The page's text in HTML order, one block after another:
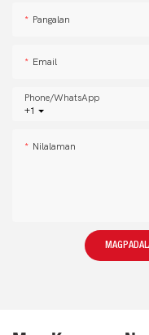
Pangalan
Email
+1
Phone/whatsApp
Nilalaman